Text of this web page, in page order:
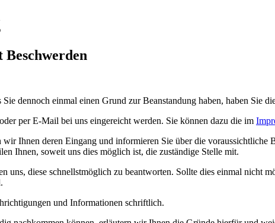
dennoch einmal einen Grund zur Beanstandung haben, haben Sie
per E-Mail bei uns eingereicht werden. Sie können dazu die im
Ihnen deren Eingang und informieren Sie über die
Ihnen, soweit uns dies möglich ist, die zuständige Stelle mit.
uns, diese schnellstmöglich zu beantworten. Sollte dies einmal nicht
und Informationen schriftlich.